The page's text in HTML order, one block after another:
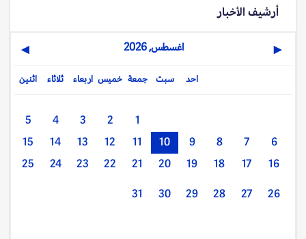
أرشيف الأخبار
◀ اغسطس, 2026 ▶
اثنين ثلاثاء اربعاء خميس جمعة سبت احد
1
2
3
4
5
6
7
8
9
10
11
12
13
14
15
16
17
18
19
20
21
22
23
24
25
26
27
28
29
30
31